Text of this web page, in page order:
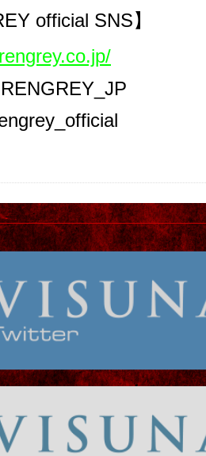
official SNS】